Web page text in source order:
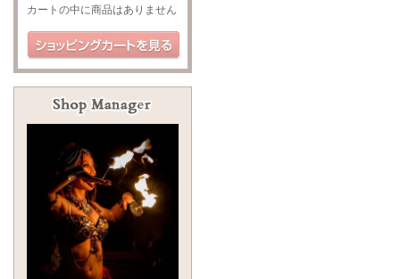
カートの中に商品はありません